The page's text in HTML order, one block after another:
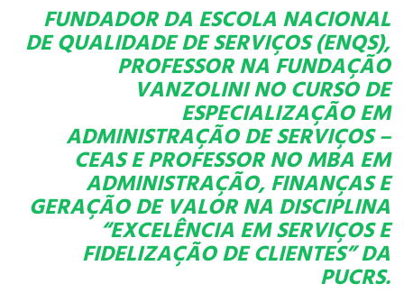
FUNDADOR DA ESCOLA NACIONAL
DE QUALIDADE DE SERVIÇOS (ENQS),
PROFESSOR NA FUNDAÇÃO
VANZOLINI NO CURSO DE
ESPECIALIZAÇÃO EM
ADMINISTRAÇÃO DE SERVIÇOS –
CEAS E PROFESSOR NO MBA EM
ADMINISTRAÇÃO, FINANÇAS E
GERAÇÃO DE VALOR NA DISCIPLINA
“EXCELÊNCIA EM SERVIÇOS E
FIDELIZAÇÃO DE CLIENTES” DA
PUCRS.